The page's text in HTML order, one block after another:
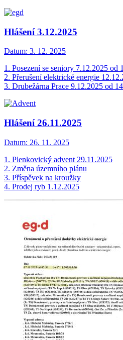
Hlášení 3.12.2025
Datum: 3. 12. 2025
1. Posezení se seniory 7.12.2025 od
2. Přerušení elektrické energie
3. Drubežárna Prace 9.12.2025 od
Hlášení 26.11.2025
Datum: 26. 11. 2025
1. Plenkovický advent 29.11.2025
2. Změna územního plánu
3. Příspěvek na kroužky
4. Prodej ryb 1.12.2025